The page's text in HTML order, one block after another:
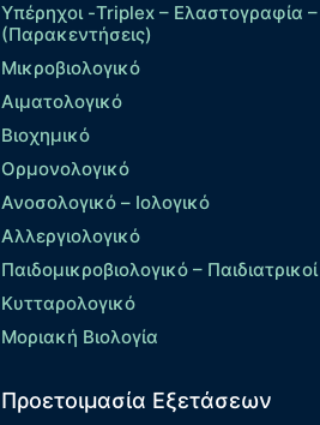
Υπέρηχοι -Triplex – Eλαστογραφία –
(Παρακεντήσεις)
Μικροβιολογικό
Αιματολογικό
Βιοχημικό
Ορμονολογικό
Ανοσολογικό – Ιολογικό
Αλλεργιολογικό
Παιδομικροβιολογικό –
Κυτταρολογικό
Μοριακή Βιολογία
Προετοιμασία Εξετάσεων